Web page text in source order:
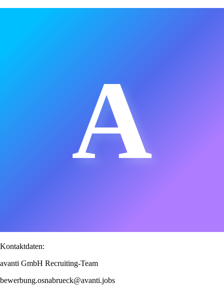
A
Kontaktdaten:
avanti GmbH Recruiting-Team
bewerbung.osnabrueck@avanti.jobs